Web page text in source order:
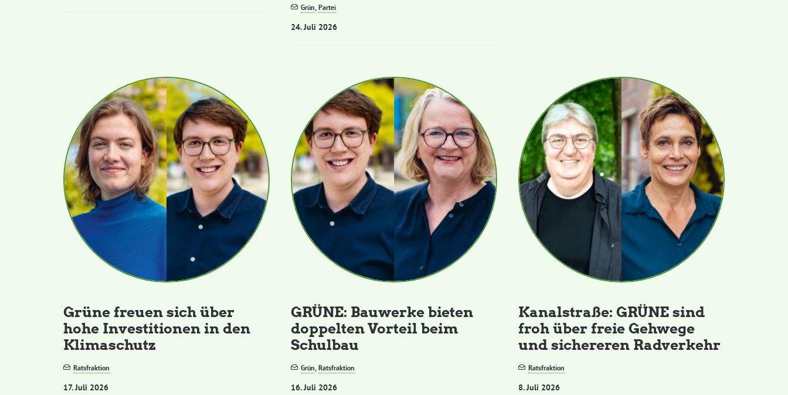
Grün,Partei
24. Juli 2026
Grüne freuen sich über
hohe Investitionen in den
Klimaschutz
Ratsfraktion
17. Juli 2026
GRÜNE: Bauwerke bieten
doppelten Vorteil beim
Schulbau
Grün,Ratsfraktion
16. Juli 2026
Kanalstraße: GRÜNE sind
froh über freie Gehwege
und sichereren Radverkehr
Ratsfraktion
8. Juli 2026